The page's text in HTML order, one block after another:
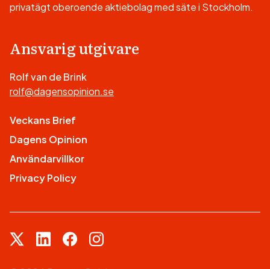
privatägt oberoende aktiebolag med säte i Stockholm.
Ansvarig utgivare
Rolf van de Brink
rolf@dagensopinion.se
Veckans Brief
Dagens Opinion
Användarvillkor
Privacy Policy